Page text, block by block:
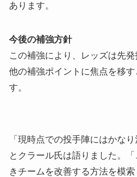
あります。
今後の補強方針
この補強により、レッズは先発
他の補強ポイントに焦点を移す
す。
「現時点での投手陣にはかなり
とクラール氏は語りました。
きチームを改善する方法を模